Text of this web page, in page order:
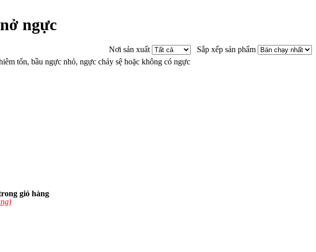
ngực
Nơi sản xuất
Sắp xếp sản phẩm
tốn, bầu ngực nhỏ, ngực chảy sệ hoặc không có ngực
giỏ hàng